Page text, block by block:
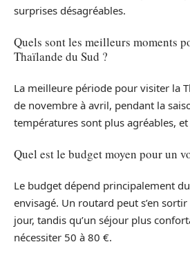
surprises désagréables.
Quels sont les meilleurs moments
Thaïlande du Sud ?
La meilleure période pour visiter la
de novembre à avril, pendant la
températures sont plus agréables,
Quel est le budget moyen pour un
Le budget dépend principalement
envisagé. Un routard peut s’en
jour, tandis qu’un séjour plus
nécessiter 50 à 80 €.